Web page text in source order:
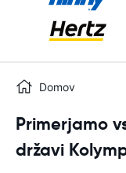
Domov
Primerjamo
državi